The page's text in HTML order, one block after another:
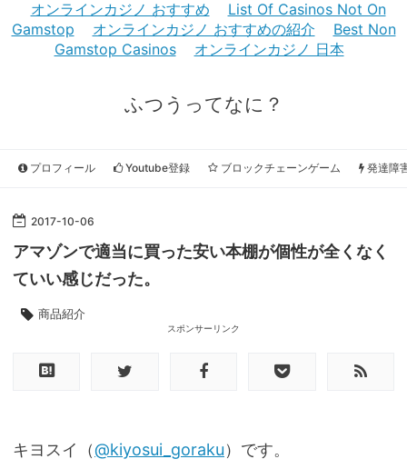
オンラインカジノ おすすめ
List Of Casinos Not On
Gamstop
オンラインカジノ おすすめの紹介
Best Non
Gamstop Casinos
オンラインカジノ 日本
ふつうってなに？
プロフィール Youtube登録 ブロックチェーンゲーム 発達障
2017-10-06
アマゾンで適当に買った安い本棚が個性が全くなく
ていい感じだった。
商品紹介
スポンサーリンク
キヨスイ（@kiyosui_goraku）です。